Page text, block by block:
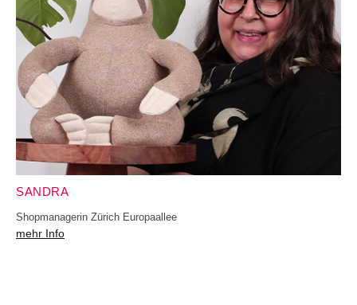
SANDRA
Shopmanagerin Zürich Europaallee
mehr Info